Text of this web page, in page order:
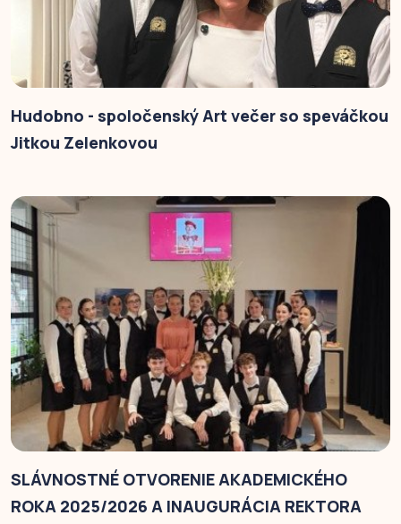
Hudobno - spoločenský Art večer so speváčkou
Jitkou Zelenkovou
SLÁVNOSTNÉ OTVORENIE AKADEMICKÉHO
ROKA 2025/2026 A INAUGURÁCIA REKTORA